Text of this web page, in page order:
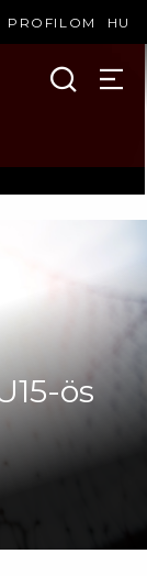
PROFILOM HU
ös